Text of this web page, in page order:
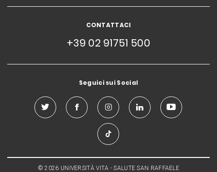
CONTATTACI
+39 02 91751 500
Seguici sui Social
© 2026 UNIVERSITÀ VITA - SALUTE SAN RAFFAELE